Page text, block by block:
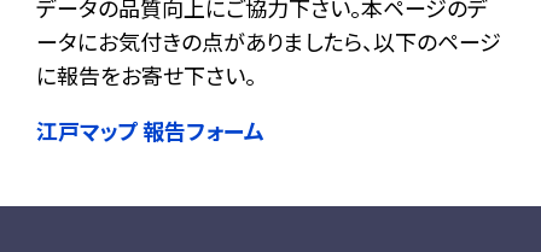
データの品質向上にご協力下さい。本ページのデ
ータにお気付きの点がありましたら、以下のページ
に報告をお寄せ下さい。
江戸マップ 報告フォーム